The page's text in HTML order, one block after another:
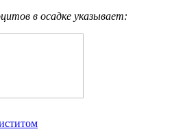
в осадке указывает: